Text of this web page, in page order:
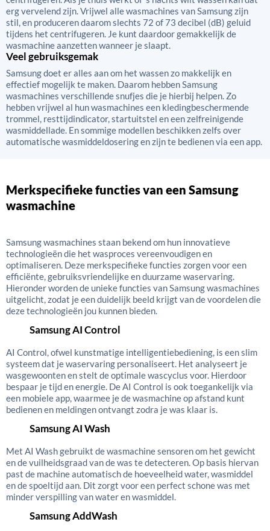
erg vervelend zijn. Vrijwel alle wasmachines van Samsung zijn
stil, en produceren daarom slechts 72 of 73 decibel (dB) geluid
tijdens het centrifugeren. Je kunt daardoor gemakkelijk de
wasmachine aanzetten wanneer je slaapt.
Veel gebruiksgemak
Samsung doet er alles aan om het wassen zo makkelijk en
effectief mogelijk te maken. Daarom hebben Samsung
wasmachines verschillende snufjes die je hierbij helpen. Zo
hebben vrijwel al hun wasmachines een kledingbeschermende
trommel, resttijdindicator, startuitstel en een zelfreinigende
wasmiddellade. En sommige modellen beschikken zelfs over
automatische wasmiddeldosering en zijn te bedienen via een app.
Merkspecifieke functies van een Samsung
wasmachine
Samsung wasmachines staan bekend om hun innovatieve
technologieën die het wasproces vereenvoudigen en
optimaliseren. Deze merkspecifieke functies zorgen voor een
efficiënte, gebruiksvriendelijke en duurzame waservaring.
Hieronder worden de unieke functies van Samsung wasmachines
uitgelicht, zodat je een duidelijk beeld krijgt van de voordelen die
deze technologieën jou kunnen bieden.
Samsung AI Control
AI Control, ofwel kunstmatige intelligentiebediening, is een slim
systeem dat je waservaring personaliseert. Het analyseert je
wasgewoonten en stelt de optimale wascyclus voor. Hierdoor
bespaar je tijd en energie. De AI Control is ook toegankelijk via
een mobiele app, waarmee je de wasmachine op afstand kunt
bedienen en meldingen ontvangt zodra je was klaar is.
Samsung AI Wash
Met AI Wash gebruikt de wasmachine sensoren om het gewicht
en de vuilheidsgraad van de was te detecteren. Op basis hiervan
past de machine automatisch de hoeveelheid water, wasmiddel
en de spoeltijd aan. Dit zorgt voor een perfect schone was met
minder verspilling van water en wasmiddel.
Samsung AddWash